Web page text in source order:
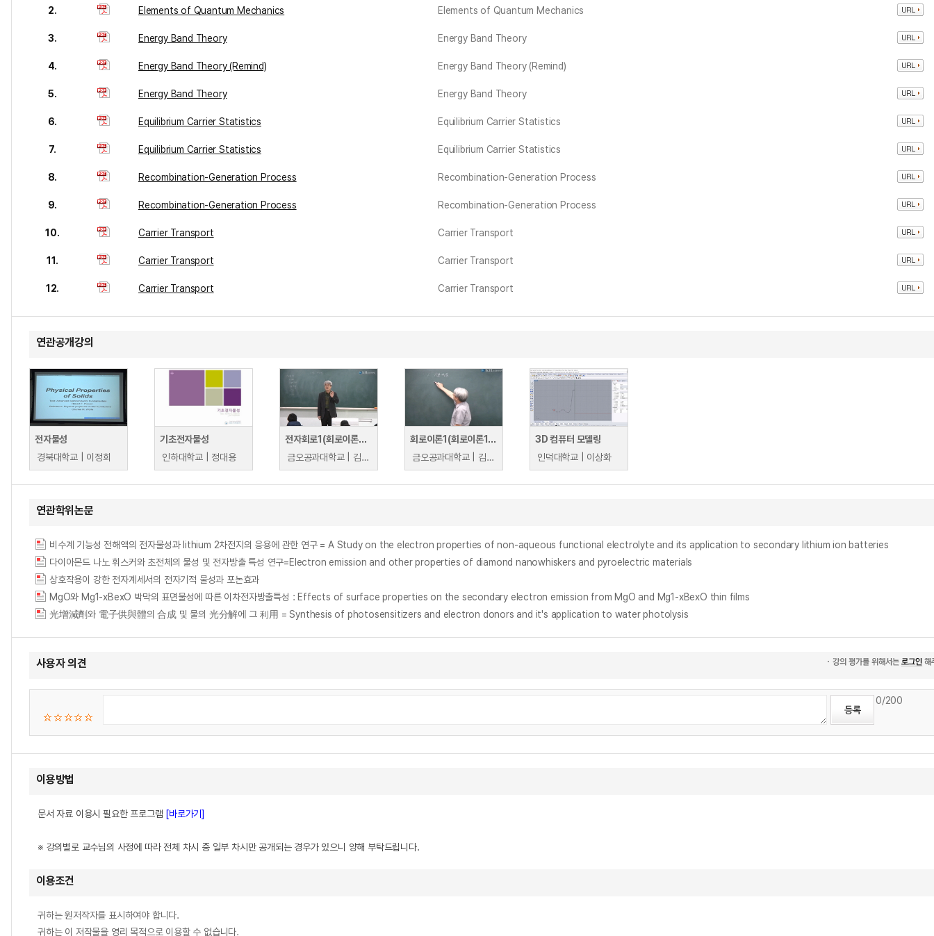
2. Elements of Quantum Mechanics Elements of Quantum Mechanics
3. Energy Band Theory Energy Band Theory
4. Energy Band Theory (Remind) Energy Band Theory (Remind)
5. Energy Band Theory Energy Band Theory
6. Equilibrium Carrier Statistics Equilibrium Carrier Statistics
7. Equilibrium Carrier Statistics Equilibrium Carrier Statistics
8. Recombination-Generation Process Recombination-Generation Process
9. Recombination-Generation Process Recombination-Generation Process
10. Carrier Transport Carrier Transport
11. Carrier Transport Carrier Transport
12. Carrier Transport Carrier Transport
연관공개강의
전자물성
경북대학교 | 이정희
기초전자물성
인하대학교 | 정대용
전자회로1(회로이론2, 전자회로2)
금오공과대학교 | 김명식
회로이론1(회로이론1, 회로이론2, 전자회로1)
금오공과대학교 | 김명식
3D 컴퓨터 모델링
인덕대학교 | 이상화
연관학위논문
비수계 기능성 전해액의 전자물성과 lithium 2차전지의 응용에 관한 연구 = A Study on the electron properties of non-aqueous functional electrolyte and its application to secondary lithium ion batteries
다이아몬드 나노 휘스커와 초전체의 물성 및 전자방출 특성 연구=Electron emission and other properties of diamond nanowhiskers and pyroelectric materials
상호작용이 강한 전자계세서의 전자기적 물성과 포논효과
MgO와 Mg1-xBexO 박막의 표면물성에 따른 이차전자방출특성 : Effects of surface properties on the secondary electron emission from MgO and Mg1-xBexO thin films
光增減劑와 電子供與體의 合成 및 물의 光分解에 그 利用 = Synthesis of photosensitizers and electron donors and it's application to water photolysis
사용자 의견
0/200
이용방법
문서 자료 이용시 필요한 프로그램 [바로가기]
※ 강의별로 교수님의 사정에 따라 전체 차시 중 일부 차시만 공개되는 경우가 있으니 양해 부탁드립니다.
이용조건
귀하는 원저작자를 표시하여야 합니다.
귀하는 이 저작물을 영리 목적으로 이용할 수 없습니다.